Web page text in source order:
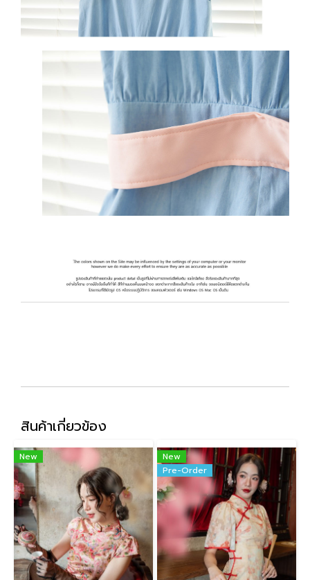
สินค้าเกี่ยวข้อง
New
New
Pre-Order